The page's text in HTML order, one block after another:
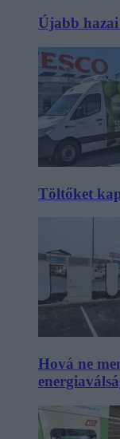
Újabb hazai
Töltőket
Hová ne